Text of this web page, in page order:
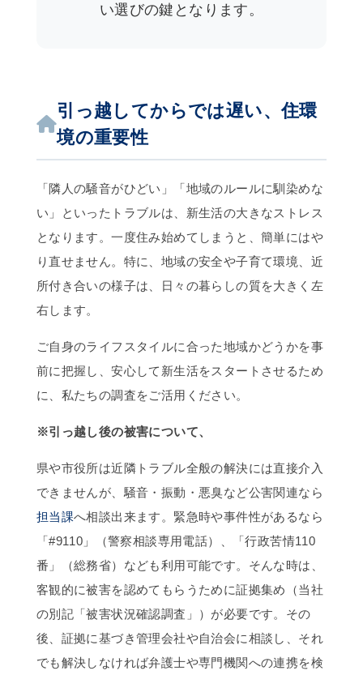
い選びの鍵となります。
引っ越してからでは遅い、住環
境の重要性
「隣人の騒音がひどい」「地域のルールに馴染めな
い」といったトラブルは、新生活の大きなストレス
となります。一度住み始めてしまうと、簡単にはや
り直せません。特に、地域の安全や子育て環境、近
所付き合いの様子は、日々の暮らしの質を大きく左
右します。
ご自身のライフスタイルに合った地域かどうかを事
前に把握し、安心して新生活をスタートさせるため
に、私たちの調査をご活用ください。
※引っ越し後の被害について、
県や市役所は近隣トラブル全般の解決には直接介入
できませんが、騒音・振動・悪臭など公害関連なら
担当課へ相談出来ます。緊急時や事件性があるなら
「#9110」（警察相談専用電話）、「行政苦情110
番」（総務省）なども利用可能です。そんな時は、
客観的に被害を認めてもらうために証拠集め（当社
の別記「被害状況確認調査」）が必要です。その
後、証拠に基づき管理会社や自治会に相談し、それ
でも解決しなければ弁護士や専門機関への連携を検